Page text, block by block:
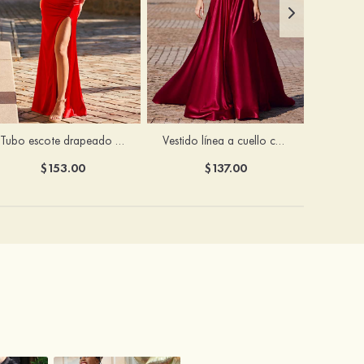
Tubo escote drapeado satén hasta el suelo vestido de graduación
$153.00
Vestido línea a cuello cuadrado tela charmeuse barrer tren vestido de graduación
$137.00